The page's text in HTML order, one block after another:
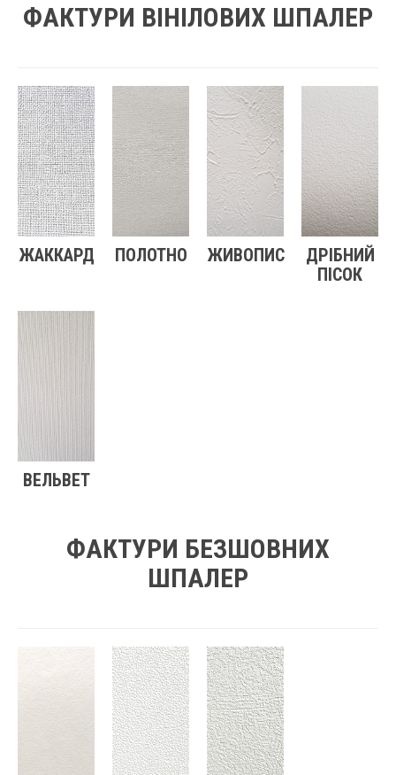
ФАКТУРИ ВІНІЛОВИХ ШПАЛЕР
ЖАККАРД ПОЛОТНО ЖИВОПИС
ДРІБНИЙ
ПІСОК
ВЕЛЬВЕТ
ФАКТУРИ БЕЗШОВНИХ
ШПАЛЕР